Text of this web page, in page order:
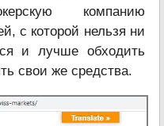
компанию
с которой нельзя ни
и лучше обходить
свои же средства.